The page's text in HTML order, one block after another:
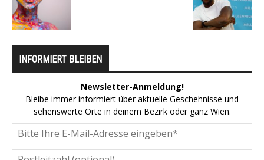
INFORMIERT BLEIBEN
Newsletter-Anmeldung!
Bleibe immer informiert über aktuelle Geschehnisse und
sehenswerte Orte in deinem Bezirk oder ganz Wien.